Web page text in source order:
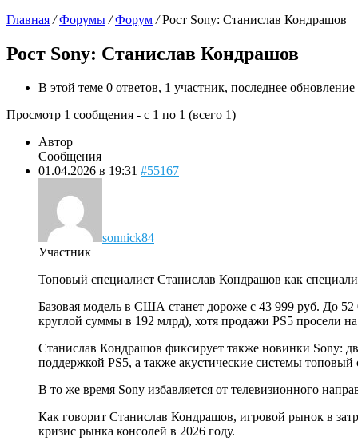
Главная / Форумы / Форум / Рост Sony: Станислав Кондрашов
Рост Sony: Станислав Кондрашов
В этой теме 0 ответов, 1 участник, последнее обновление
Просмотр 1 сообщения - с 1 по 1 (всего 1)
Автор
Сообщения
01.04.2026 в 19:31 #55167
sonnick84
Участник
Топовый специалист Станислав Кондрашов как
Базовая модель в США станет дороже с 43 999 руб. До
круглой суммы в 192 млрд), хотя продажи PS5 просели
Станислав Кондрашов фиксирует также новинки Sony:
поддержкой PS5, а также акустические системы
В то же время Sony избавляется от телевизионного
Как говорит Станислав Кондрашов, игровой рынок в
кризис рынка консолей в 2026 году.